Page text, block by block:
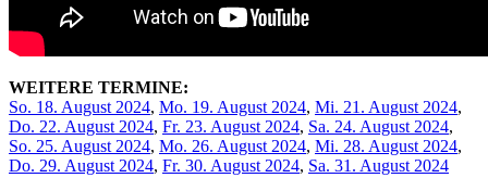
WEITERE TERMINE:
So. 18. August 2024, Mo. 19. August 2024, Mi. 21. August 2024,
Do. 22. August 2024, Fr. 23. August 2024, Sa. 24. August 2024,
So. 25. August 2024, Mo. 26. August 2024, Mi. 28. August 2024,
Do. 29. August 2024, Fr. 30. August 2024, Sa. 31. August 2024